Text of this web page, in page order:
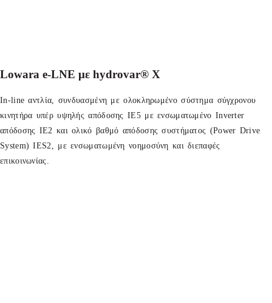
Lowara e-LNE με hydrovar® X
In-line αντλία, συνδυασμένη με ολοκληρωμένο σύστημα σύγχρονου
κινητήρα υπέρ υψηλής απόδοσης ΙΕ5 με ενσωματωμένο Inverter
απόδοσης ΙΕ2 και ολικό βαθμό απόδοσης συστήματος (Power Drive
System) IES2, με ενσωματωμένη νοημοσύνη και διεπαφές
επικοινωνίας.